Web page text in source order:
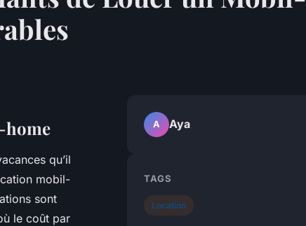
home
qu’il
mobil-
sont
le coût par
A Aya
TAGS
Location